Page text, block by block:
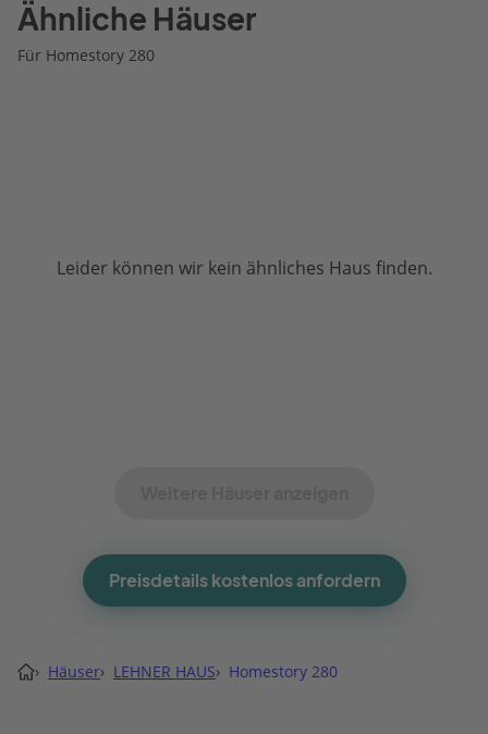
Ähnliche Häuser
Für Homestory 280
Leider können wir kein ähnliches Haus finden.
Preisdetails kostenlos anfordern
› Häuser› LEHNER HAUS› Homestory 280